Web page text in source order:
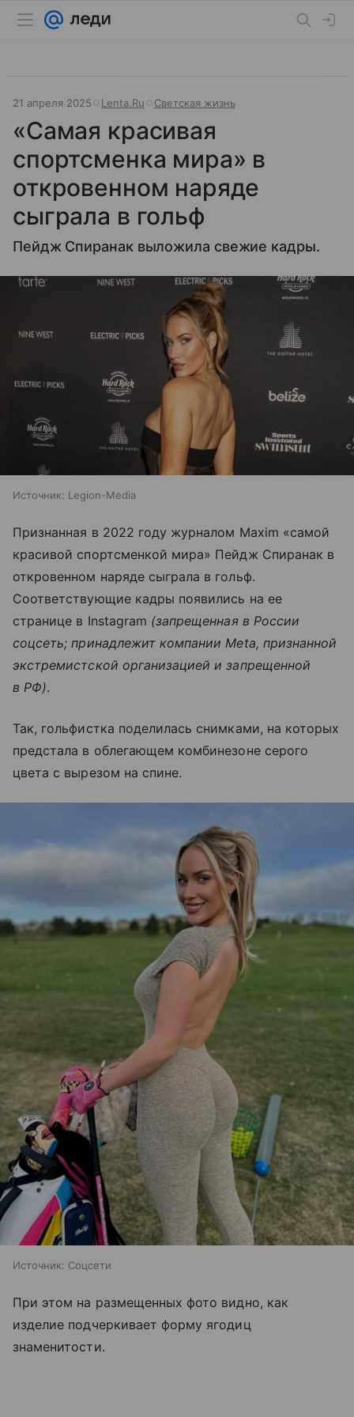
21 апреля 2025 Lenta.Ru Светская жизнь
«Самая красивая
спортсменка мира» в
откровенном наряде
сыграла в гольф
Пейдж Спиранак выложила свежие кадры.
Источник: Legion-Media
Признанная в 2022 году журналом Maxim «самой
красивой спортсменкой мира» Пейдж Спиранак в
откровенном наряде сыграла в гольф.
Соответствующие кадры появились на ее
странице в Instagram (запрещенная в России
соцсеть; принадлежит компании Meta, признанной
экстремистской организацией и запрещенной
в РФ).
Так, гольфистка поделилась снимками, на которых
предстала в облегающем комбинезоне серого
цвета с вырезом на спине.
Источник: Соцсети
При этом на размещенных фото видно, как
изделие подчеркивает форму ягодиц
знаменитости.